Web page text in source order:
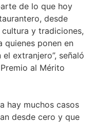
de lo que hoy
desde
y tradiciones,
quienes ponen en
extranjero”, señaló
al Mérito
hay muchos casos
desde cero y que